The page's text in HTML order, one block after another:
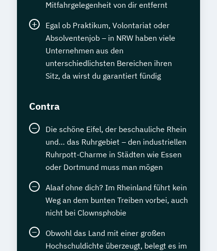
Mitfahrgelegenheit von dir entfernt
Egal ob Praktikum, Volontariat oder
Absolventenjob – in NRW haben viele
Unternehmen aus den
unterschiedlichsten Bereichen ihren
Sitz, da wirst du garantiert fündig
Contra
Die schöne Eifel, der beschauliche Rhein
und… das Ruhrgebiet – den industriellen
Ruhrpott-Charme in Städten wie Essen
oder Dortmund muss man mögen
Alaaf ohne dich? Im Rheinland führt kein
Weg an dem bunten Treiben vorbei, auch
nicht bei Clownsphobie
Obwohl das Land mit einer großen
Hochschuldichte überzeugt, belegt es im